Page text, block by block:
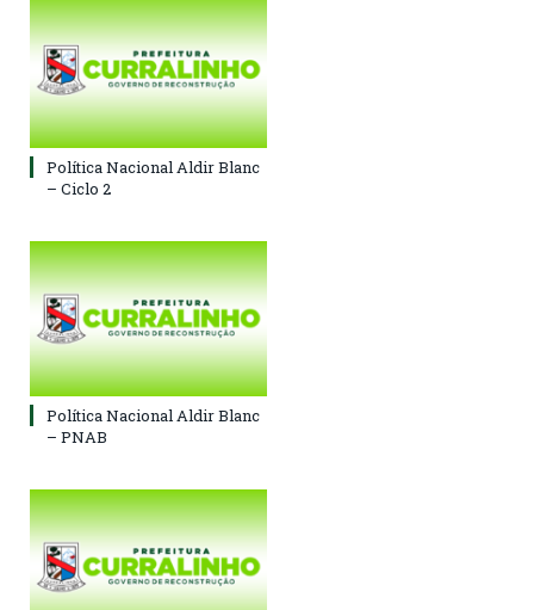
Política Nacional Aldir Blanc
– Ciclo 2
Política Nacional Aldir Blanc
– PNAB